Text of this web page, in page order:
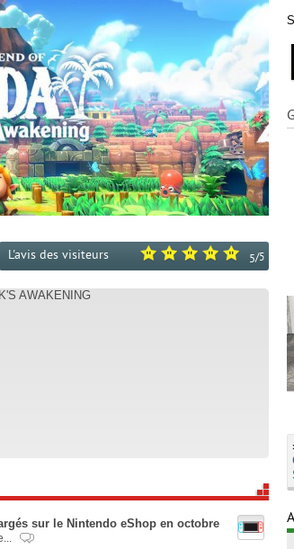
5/5
L'avis des visiteurs
AWAKENING
sur le Nintendo eShop en octobre